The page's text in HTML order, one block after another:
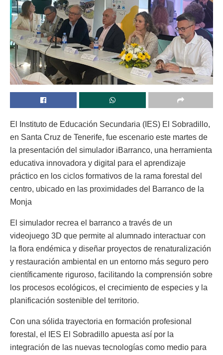
El Instituto de Educación Secundaria (IES) El Sobradillo,
en Santa Cruz de Tenerife, fue escenario este martes de
la presentación del simulador iBarranco, una herramienta
educativa innovadora y digital para el aprendizaje
práctico en los ciclos formativos de la rama forestal del
centro, ubicado en las proximidades del Barranco de la
Monja
El simulador recrea el barranco a través de un
videojuego 3D que permite al alumnado interactuar con
la flora endémica y diseñar proyectos de renaturalización
y restauración ambiental en un entorno más seguro pero
científicamente riguroso, facilitando la comprensión sobre
los procesos ecológicos, el crecimiento de especies y la
planificación sostenible del territorio.
Con una sólida trayectoria en formación profesional
forestal, el IES El Sobradillo apuesta así por la
integración de las nuevas tecnologías como medio para